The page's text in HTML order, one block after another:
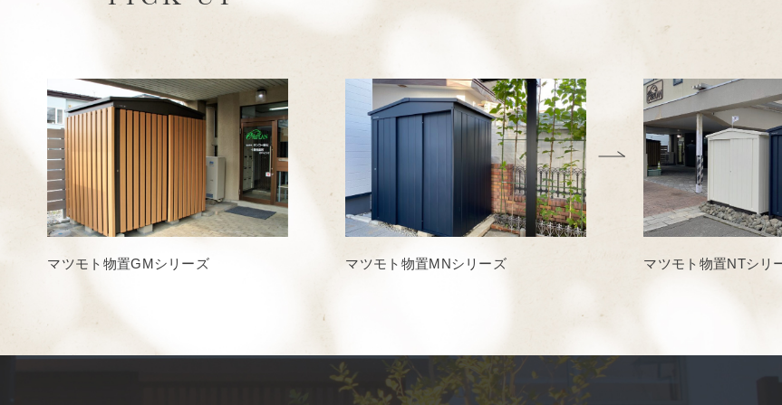
マツモト物置GMシリーズ マツモト物置MNシリーズ マツモト物置NTシリ